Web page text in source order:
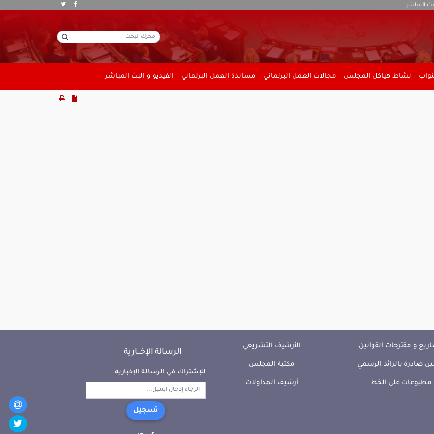
المباشر
نشاط هياكل المجلس مجالات العمل البرلماني مساندة العمل البرلماني الفيديو و البث المباشر
و مقترحات القوانين
صادرة بالرائد الرسمي
مطبوعات على الخط
الأرشيف التشريعي
مكتبة المجلس
أرشيف المداولات
الرسالة الإخبارية
للإشتراك في الرسالة الإخبارية
تسجيل